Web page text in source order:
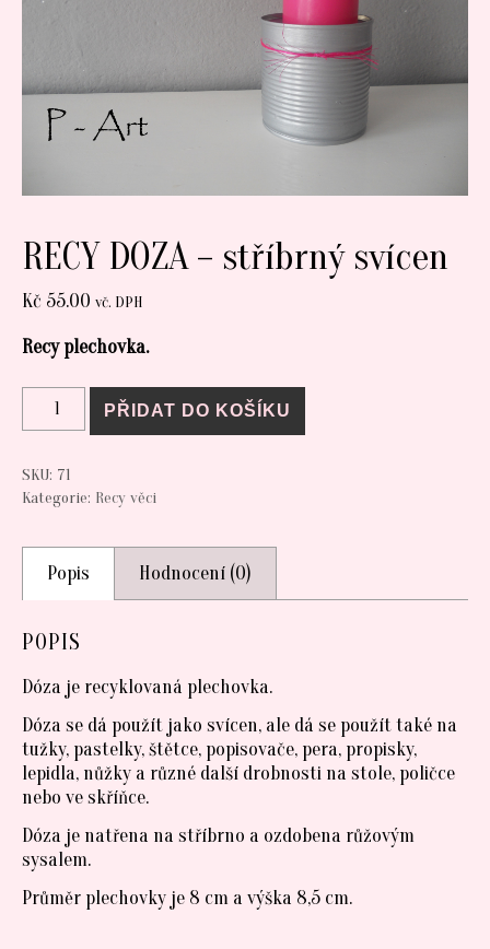
RECY DOZA – stříbrný svícen
Kč 55.00 vč. DPH
Recy plechovka.
RECY DOZA - stříbrný svícen množství
PŘIDAT DO KOŠÍKU
SKU: 71
Kategorie: Recy věci
Popis Hodnocení (0)
POPIS
Dóza je recyklovaná plechovka.
Dóza se dá použít jako svícen, ale dá se použít také na
tužky, pastelky, štětce, popisovače, pera, propisky,
lepidla, nůžky a různé další drobnosti na stole, poličce
nebo ve skříňce.
Dóza je natřena na stříbrno a ozdobena růžovým
sysalem.
Průměr plechovky je 8 cm a výška 8,5 cm.